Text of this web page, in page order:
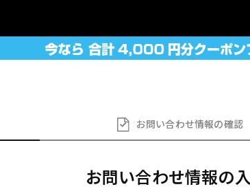
お問い合わせ情報の確認
お問い合わせ情報の